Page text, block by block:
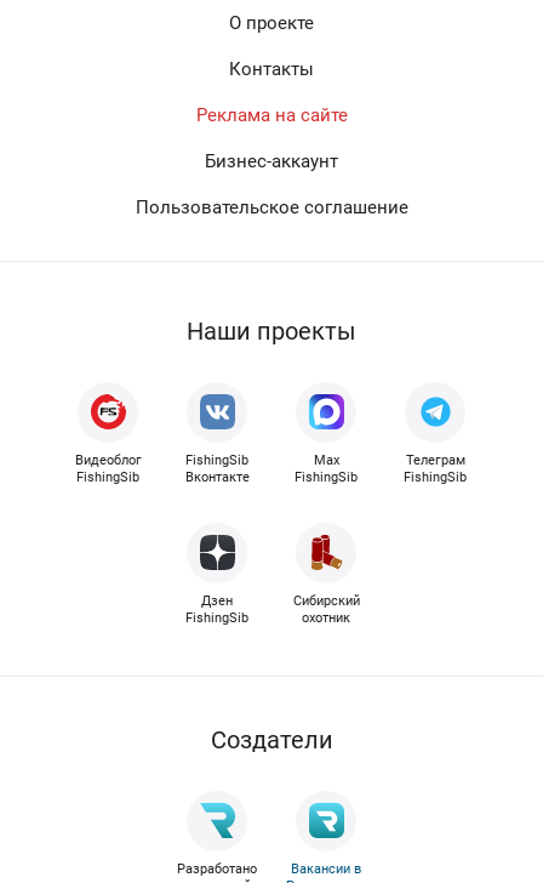
О проекте
Контакты
Реклама на сайте
Бизнес-аккаунт
Пользовательское соглашение
Наши проекты
Видеоблог
FishingSib
FishingSib
Вконтакте
Max
FishingSib
Телеграм
FishingSib
Дзен
FishingSib
Сибирский
охотник
Cоздатели
Разработано
Вакансии в